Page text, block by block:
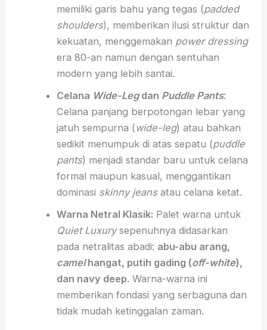
memiliki garis bahu yang tegas (padded
shoulders), memberikan ilusi struktur dan
kekuatan, menggemakan power dressing
era 80-an namun dengan sentuhan
modern yang lebih santai.
Celana Wide-Legdan Puddle Pants:
Celana panjang berpotongan lebar yang
jatuh sempurna ( wide-leg) atau bahkan
sedikit menumpuk di atas sepatu (puddle
pants) menjadi standar baru untuk celana
formal maupun kasual, menggantikan
dominasi skinny jeansatau celana ketat.
Warna Netral Klasik: Palet warna untuk
Quiet Luxurysepenuhnya didasarkan
pada netralitas abadi: abu-abu arang,
camelhangat, putih gading (off-white),
dan navy deep. Warna-warna ini
memberikan fondasi yang serbaguna dan
tidak mudah ketinggalan zaman.